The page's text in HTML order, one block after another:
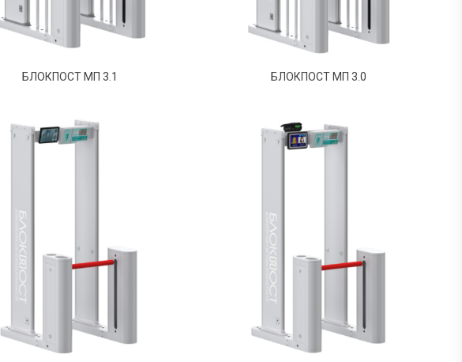
БЛОКПОСТ МП 3.1 БЛОКПОСТ МП 3.0